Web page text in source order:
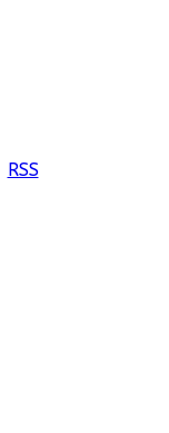
RSS